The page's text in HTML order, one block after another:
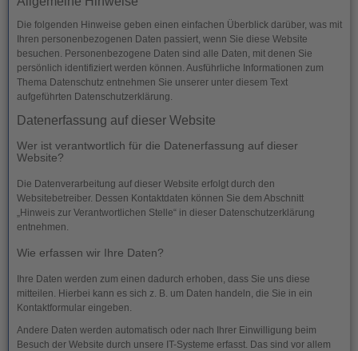
Die folgenden Hinweise geben einen einfachen Überblick darüber, was mit
Ihren personenbezogenen Daten passiert, wenn Sie diese Website
besuchen. Personenbezogene Daten sind alle Daten, mit denen Sie
persönlich identifiziert werden können. Ausführliche Informationen zum
Thema Datenschutz entnehmen Sie unserer unter diesem Text
aufgeführten Datenschutzerklärung.
Datenerfassung auf dieser Website
Wer ist verantwortlich für die Datenerfassung auf dieser
Website?
Die Datenverarbeitung auf dieser Website erfolgt durch den
Websitebetreiber. Dessen Kontaktdaten können Sie dem Abschnitt
„Hinweis zur Verantwortlichen Stelle“ in dieser Datenschutzerklärung
entnehmen.
Wie erfassen wir Ihre Daten?
Ihre Daten werden zum einen dadurch erhoben, dass Sie uns diese
mitteilen. Hierbei kann es sich z. B. um Daten handeln, die Sie in ein
Kontaktformular eingeben.
Andere Daten werden automatisch oder nach Ihrer Einwilligung beim
Besuch der Website durch unsere IT-Systeme erfasst. Das sind vor allem